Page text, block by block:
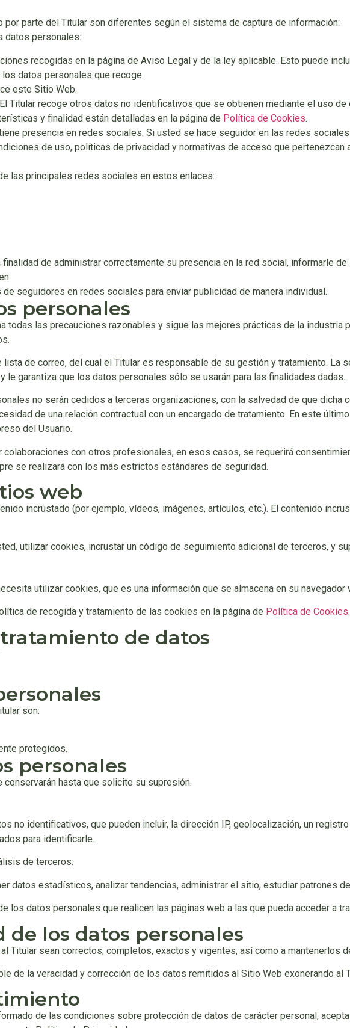
parte del Titular son diferentes según el sistema de captura de información:
datos personales:
recogidas en la página de Aviso Legal y de la ley aplicable. Esto puede
datos personales que recoge.
este Sitio Web.
Titular recoge otros datos no identificativos que se obtienen mediante el uso
y finalidad están detalladas en la página de Política de Cookies.
presencia en redes sociales. Si usted se hace seguidor en las redes
de uso, políticas de privacidad y normativas de acceso que pertenezcan
las principales redes sociales en estos enlaces:
de administrar correctamente su presencia en la red social, informarle
seguidores en redes sociales para enviar publicidad de manera individual.
personales
todas las precauciones razonables y sigue las mejores prácticas de la industria
de correo, del cual el Titular es responsable de su gestión y tratamiento. La
garantiza que los datos personales sólo se usarán para las finalidades dadas.
no serán cedidos a terceras organizaciones, con la salvedad de que dicha
de una relación contractual con un encargado de tratamiento. En este
del Usuario.
con otros profesionales, en esos casos, se requerirá
se realizará con los más estrictos estándares de seguridad.
web
incrustado (por ejemplo, vídeos, imágenes, artículos, etc.). El contenido
utilizar cookies, incrustar un código de seguimiento adicional de terceros, y
utilizar cookies, que es una información que se almacena en su navegador
de recogida y tratamiento de las cookies en la página de Política de Cookies.
de datos
son:
protegidos.
personales
hasta que solicite su supresión.
no identificativos, que pueden incluir, la dirección IP, geolocalización, un
para identificarle.
de terceros:
datos estadísticos, analizar tendencias, administrar el sitio, estudiar patrones
los datos personales que realicen las páginas web a las que pueda acceder a
los datos personales
Titular sean correctos, completos, exactos y vigentes, así como a mantenerlos
de la veracidad y corrección de los datos remitidos al Sitio Web exonerando al
de las condiciones sobre protección de datos de carácter personal,